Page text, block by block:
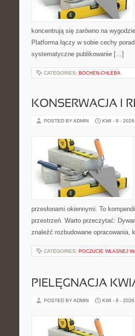
koncentrują się zarówno na
Platforma łączy w sobie cechy
systematyczne publikowanie […]
CATEGORIES: BOCHEN-CHLEBA
KONSERWACJA I
POSTED BY ADMIN KWI - 9 - 2026
przesłonami okiennymi. To
przestrzeń. Warto przeczytać:
znaleźć rozbudowane opracowania,
CATEGORIES: POCZUCIE WŁASNEJ
PIELĘGNACJA
POSTED BY ADMIN KWI - 8 - 2026